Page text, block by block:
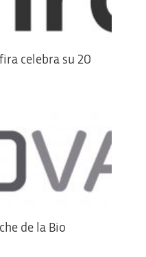
celebra su 20
de la Bio